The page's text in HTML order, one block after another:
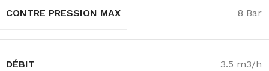
CONTRE PRESSION MAX 8 Bar
DÉBIT 3.5 m3/h